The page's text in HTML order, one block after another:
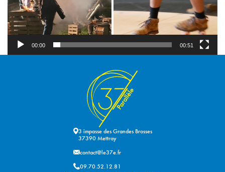
00:00 00:51
3 impasse des Grandes Brosses
37390 Mettray
contact@le37e.fr
09.70.52.12.81